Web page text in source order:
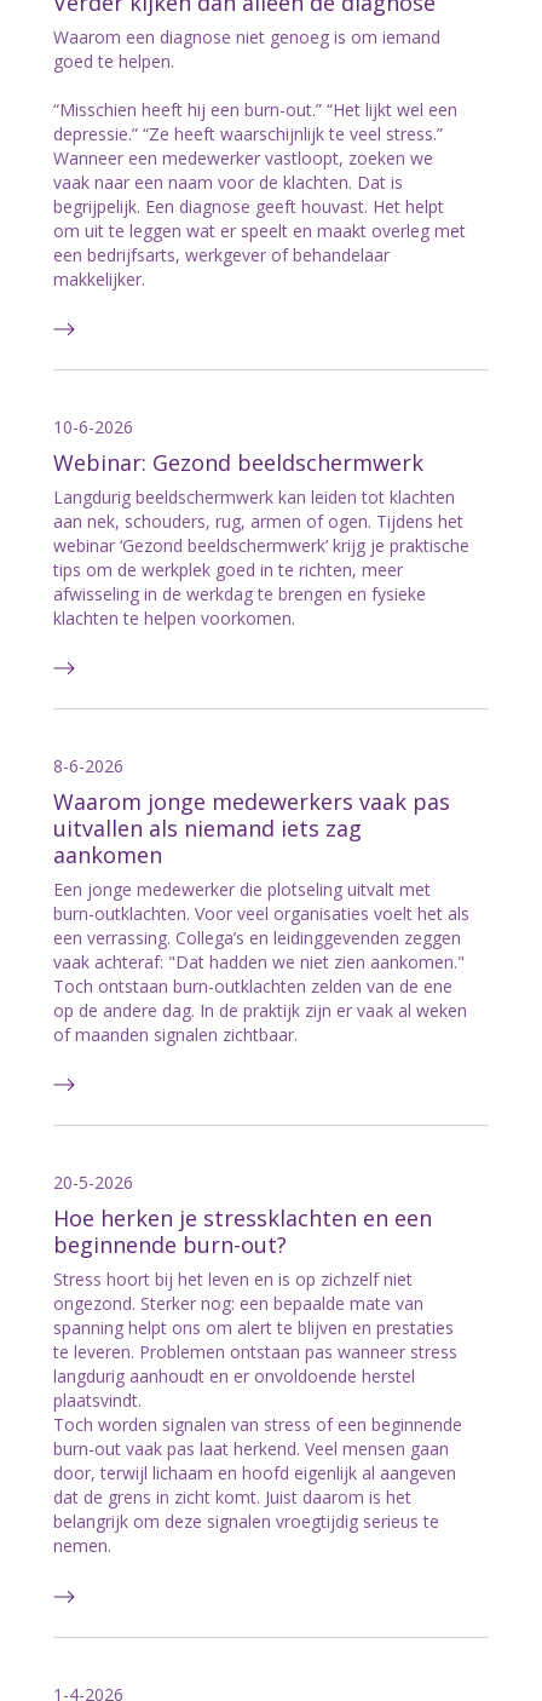
Waarom een diagnose niet genoeg is om iemand
goed te helpen.
“Misschien heeft hij een burn-out.” “Het lijkt wel een
depressie.” “Ze heeft waarschijnlijk te veel stress.”
Wanneer een medewerker vastloopt, zoeken we
vaak naar een naam voor de klachten. Dat is
begrijpelijk. Een diagnose geeft houvast. Het helpt
om uit te leggen wat er speelt en maakt overleg met
een bedrijfsarts, werkgever of behandelaar
makkelijker.
10-6-2026
Webinar: Gezond beeldschermwerk
Langdurig beeldschermwerk kan leiden tot klachten
aan nek, schouders, rug, armen of ogen. Tijdens het
webinar ‘Gezond beeldschermwerk’ krijg je praktische
tips om de werkplek goed in te richten, meer
afwisseling in de werkdag te brengen en fysieke
klachten te helpen voorkomen.
8-6-2026
Waarom jonge medewerkers vaak pas
uitvallen als niemand iets zag
aankomen
Een jonge medewerker die plotseling uitvalt met
burn-outklachten. Voor veel organisaties voelt het als
een verrassing. Collega’s en leidinggevenden zeggen
vaak achteraf: "Dat hadden we niet zien aankomen."
Toch ontstaan burn-outklachten zelden van de ene
op de andere dag. In de praktijk zijn er vaak al weken
of maanden signalen zichtbaar.
20-5-2026
Hoe herken je stressklachten en een
beginnende burn-out?
Stress hoort bij het leven en is op zichzelf niet
ongezond. Sterker nog: een bepaalde mate van
spanning helpt ons om alert te blijven en prestaties
te leveren. Problemen ontstaan pas wanneer stress
langdurig aanhoudt en er onvoldoende herstel
plaatsvindt.
Toch worden signalen van stress of een beginnende
burn-out vaak pas laat herkend. Veel mensen gaan
door, terwijl lichaam en hoofd eigenlijk al aangeven
dat de grens in zicht komt. Juist daarom is het
belangrijk om deze signalen vroegtijdig serieus te
nemen.
1-4-2026